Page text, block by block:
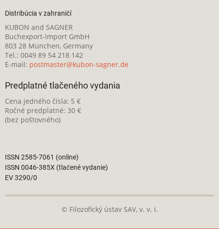
Distribúcia v zahraničí
KUBON and SAGNER
Buchexport-Import GmbH
803 28 München, Germany
Tel.: 0049 89 54 218 142
E-mail: postmaster@kubon-sagner.de
Predplatné tlačeného vydania
Cena jedného čísla: 5 €
Ročné predplatné: 30 €
(bez poštovného)
ISSN 2585-7061 (online)
ISSN 0046-385X (tlačené vydanie)
EV 3290/0
© Filozofický ústav SAV, v. v. i.